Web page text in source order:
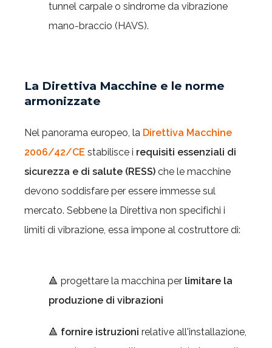
tunnel carpale o sindrome da vibrazione
mano-braccio (HAVS).
La Direttiva Macchine e le norme
armonizzate
Nel panorama europeo, la Direttiva Macchine
2006/42/CE stabilisce i requisiti essenziali di
sicurezza e di salute (RESS) che le macchine
devono soddisfare per essere immesse sul
mercato. Sebbene la Direttiva non specifichi i
limiti di vibrazione, essa impone al costruttore di:
🔺 progettare la macchina per limitare la
produzione di vibrazioni
🔺 fornire istruzioni relative all'installazione,